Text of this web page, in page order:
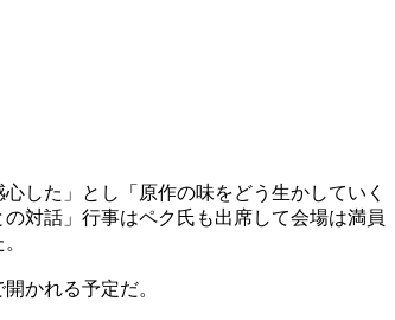
した」とし「原作の味をどう生かしていく
対話」行事はペク氏も出席して会場は満員
かれる予定だ。